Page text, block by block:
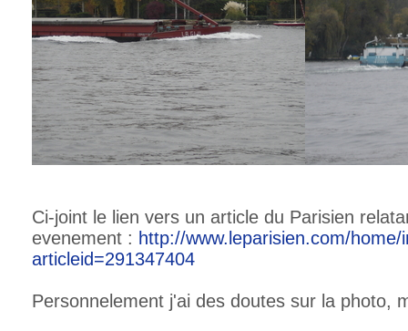
Ci-joint le lien vers un article du Parisien
evenement : http://www.leparisien.com/
articleid=291347404
Personnelement j'ai des doutes sur la photo,